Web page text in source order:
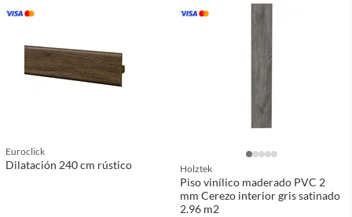
Euroclick
Dilatación 240 cm rústico Holztek
Piso vinílico maderado PVC 2
mm Cerezo interior gris satinado
2.96 m2